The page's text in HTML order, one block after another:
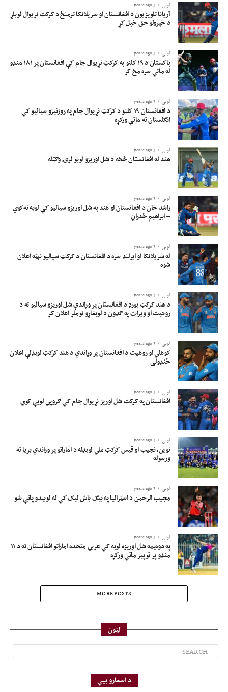
لوبی 3 years ago
آریانا تلویزیون د افغانستان او سریلانکا ترمنځ د کرکټ نړیوال لوبلړ
د خپرولو حق خپل کړ
لوبی 3 years ago
پاکستان د ۱۹ کلنو په کرکټ نړیوال جام کې افغانستان پر ۱۸۱ منډو
له ماتې سره مخ کړ
لوبی 3 years ago
د افغانستان ۱۹ کلنو د کرکټ نړیوال جام په روزنیزو سیالیو کې
انګلستان ته ماتې ورکړه
لوبی 3 years ago
هند له افغانستان څخه د شل اوریزو لوبو لړۍ وګټله
لوبی 3 years ago
راشد خان د افغانستان او هند په شل اوریزو سیالیو کې لوبه نه‌کوي
– ابراهیم ځدراڼ
لوبی 3 years ago
له سریلانکا او ایرلنډ سره د افغانستان د کرکټ سیالیو نېټه اعلان
شوه
لوبی 3 years ago
د هند کرکټ بورډ د افغانستان پر وړاندې شل اوریزو سیالیو ته د
روهیت او ویرات په ګډون د لوبغاړو نوملړ اعلان کړ
لوبی 3 years ago
کوهلي او روهیت د افغانستان پر وړاندې د هند کرکټ لوبډلې اعلان
ځنډولی
لوبی 3 years ago
افغانستان په کرکټ شل اوریز نړیوال جام کې ګروپي لوبې کوي
لوبی 3 years ago
نوین، نجیب او قیس کرکټ ملي لوبډله د اماراتو پر وړاندې بریا ته
ورسوله
لوبی 3 years ago
مجیب الرحمن د اسټرالیا په بیګ باش لیګ کې له لوبېدو پاتې شو
لوبی 3 years ago
په دوه‌یمه شل اوریزه لوبه کې عربي متحده اماراتو افغانستان ته د ۱۱
منډو پر توپیر ماتې ورکړه
MORE POSTS
لټون
د اسعارو بیې